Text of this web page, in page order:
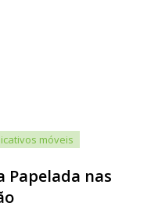
móveis
Papelada nas